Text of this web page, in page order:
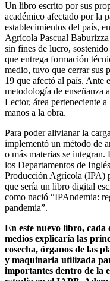
Un libro escrito por sus
académico afectado por la
establecimientos del país,
Agrícola Pascual
sin fines de lucro,
que entrega formación
medio, tuvo que cerrar sus
19 que afectó al país. Ante
metodología de enseñanza
Lector, área perteneciente
manos a la obra.
Para poder alivianar la
implementó un método de
o más materias se
los Departamentos de
Producción Agrícola (IPA)
que sería un libro digital
como nació “IPAndemia:
pandemia”.
En este nuevo libro, cada
medios explicaría las
cosecha, órganos de las
y maquinaria utilizada
importantes dentro de la